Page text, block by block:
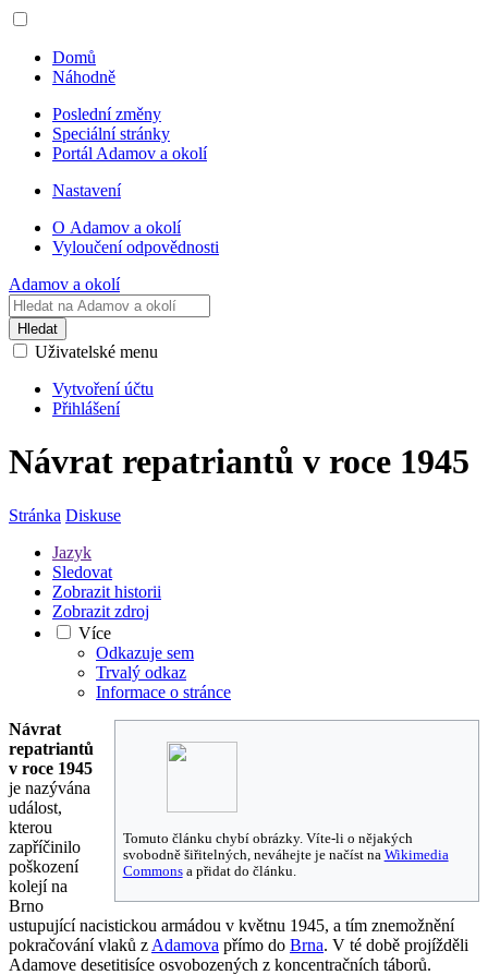
Domů
Náhodně
Poslední změny
Speciální stránky
Portál Adamov a okolí
Nastavení
O Adamov a okolí
Vyloučení odpovědnosti
Adamov a okolí
Hledat
Uživatelské menu
Vytvoření účtu
Přihlášení
Návrat repatriantů v roce 1945
Stránka Diskuse
Jazyk
Sledovat
Zobrazit historii
Zobrazit zdroj
Více
Odkazuje sem
Trvalý odkaz
Informace o stránce
Tomuto článku chybí obrázky. Víte-li o nějakých
svobodně šiřitelných, neváhejte je načíst na Wikimedia
Commonsa přidat do článku.
Návrat
repatriantů
v roce 1945
je nazývána
událost,
kterou
zapříčinilo
poškození
kolejí na
Brno
ustupující nacistickou armádou v květnu 1945, a tím znemožnění
pokračování vlaků z Adamova přímo do Brna. V té době projížděli
Adamove desetitisíce osvobozených z koncentračních táborů.